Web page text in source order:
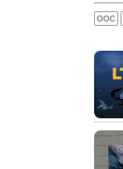
ООС